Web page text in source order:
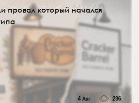
провал который начался
4 Авг 236